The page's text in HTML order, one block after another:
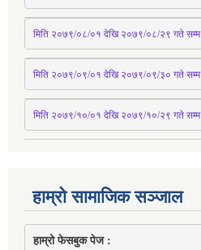
मिति २०७९/०८/०१ देखि २०७९/०८/२९ गते सम्म
मिति २०७९/०९/०१ देखि २०७९/०९/३० गते सम्म
मिति २०७९/१०/०१ देखि २०७९/१०/२९ गते सम्म
हाम्रो सामाजिक सञ्जाल
हाम्रो फेसबुक पेज :